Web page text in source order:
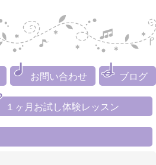
お問い合わせ ブログ
１ヶ月お試し体験レッスン